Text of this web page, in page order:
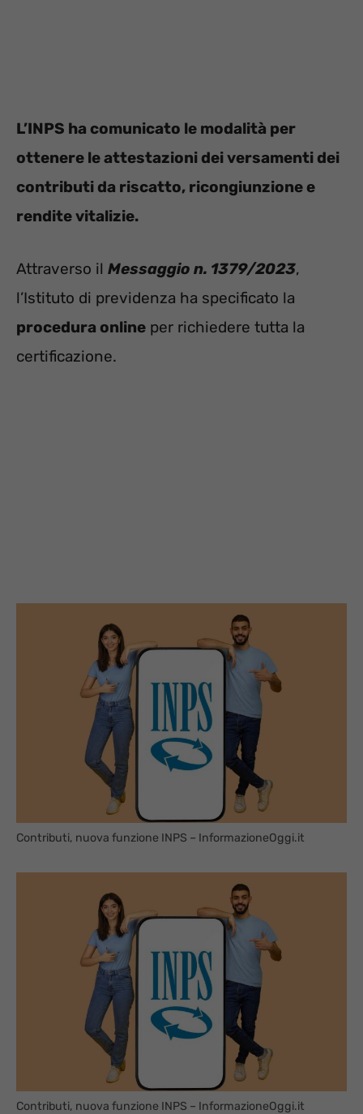
L’INPS ha comunicato le modalità per
ottenere le attestazioni dei versamenti dei
contributi da riscatto, ricongiunzione e
rendite vitalizie.
Attraverso il Messaggio n. 1379/2023,
l’Istituto di previdenza ha specificato la
procedura online per richiedere tutta la
certificazione.
Contributi, nuova funzione INPS – InformazioneOggi.it
Contributi, nuova funzione INPS – InformazioneOggi.it